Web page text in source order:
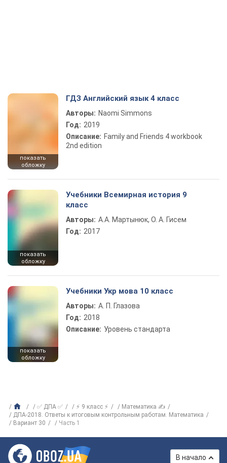
показать
обложку
ГДЗ Английский язык 4 класс
Авторы: Naomi Simmons
Год: 2019
Описание: Family and Friends 4 workbook
2nd edition
показать
обложку
Учебники Всемирная история 9
класс
Авторы: А.А. Мартынюк, О. А. Гисем
Год: 2017
показать
обложку
Учебники Укр мова 10 класс
Авторы: А. П. Глазова
Год: 2018
Описание: Уровень стандарта
✅ ДПА ✅ ⚡ 9 класс ⚡
Математика ✍
ДПА-2018. Ответы к итоговым контрольным работам. Математика
Вариант 30
Часть 1
В начало